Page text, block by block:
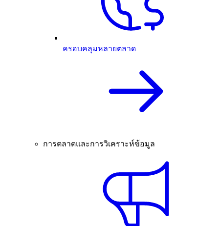
ครอบคลุมหลายตลาด
การตลาดและการวิเคราะห์ข้อมูล